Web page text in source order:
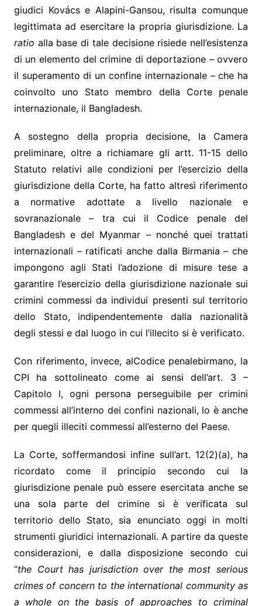
giudici Kovács e Alapini-Gansou, risulta comunque
legittimata ad esercitare la propria giurisdizione. La
ratio alla base di tale decisione risiede nell’esistenza
di un elemento del crimine di deportazione – ovvero
il superamento di un confine internazionale – che ha
coinvolto uno Stato membro della Corte penale
internazionale, il Bangladesh.
A sostegno della propria decisione, la Camera
preliminare, oltre a richiamare gli artt. 11-15 dello
Statuto relativi alle condizioni per l’esercizio della
giurisdizione della Corte, ha fatto altresì riferimento
a normative adottate a livello nazionale e
sovranazionale – tra cui il Codice penale del
Bangladesh e del Myanmar – nonché quei trattati
internazionali – ratificati anche dalla Birmania – che
impongono agli Stati l’adozione di misure tese a
garantire l’esercizio della giurisdizione nazionale sui
crimini commessi da individui presenti sul territorio
dello Stato, indipendentemente dalla nazionalità
degli stessi e dal luogo in cui l’illecito si è verificato.
Con riferimento, invece, alCodice penalebirmano, la
CPI ha sottolineato come ai sensi dell’art. 3 –
Capitolo I, ogni persona perseguibile per crimini
commessi all’interno dei confini nazionali, lo è anche
per quegli illeciti commessi all’esterno del Paese.
La Corte, soffermandosi infine sull’art. 12(2)(a), ha
ricordato come il principio secondo cui la
giurisdizione penale può essere esercitata anche se
una sola parte del crimine si è verificata sul
territorio dello Stato, sia enunciato oggi in molti
strumenti giuridici internazionali. A partire da queste
considerazioni, e dalla disposizione secondo cui
“the Court has jurisdiction over the most serious
crimes of concern to the international community as
a whole on the basis of approaches to criminal